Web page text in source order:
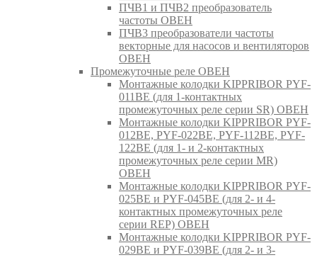
ПЧВ1 и ПЧВ2 преобразователь
частоты ОВЕН
ПЧВ3 преобразователи частоты
векторные для насосов и вентиляторов
ОВЕН
Промежуточные реле ОВЕН
Монтажные колодки KIPPRIBOR PYF-
011BE (для 1-контактных
промежуточных реле серии SR) ОВЕН
Монтажные колодки KIPPRIBOR PYF-
012BE, PYF-022BE, PYF-112BE, PYF-
122BE (для 1- и 2-контактных
промежуточных реле серии MR)
ОВЕН
Монтажные колодки KIPPRIBOR PYF-
025BE и PYF-045BE (для 2- и 4-
контактных промежуточных реле
серии REP) ОВЕН
Монтажные колодки KIPPRIBOR PYF-
029BE и PYF-039BE (для 2- и 3-